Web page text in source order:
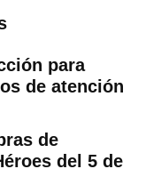
para
de atención
de
del 5 de